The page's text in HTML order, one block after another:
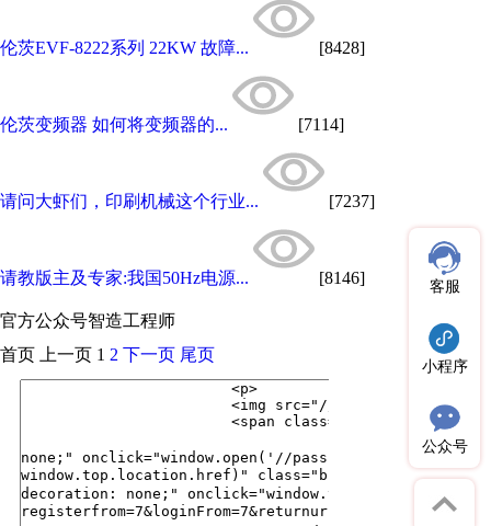
伦茨EVF-8222系列 22KW 故障... [8428]
伦茨变频器 如何将变频器的... [7114]
请问大虾们，印刷机械这个行业... [7237]
请教版主及专家:我国50Hz电源... [8146]
官方公众号智造工程师
客服
小程序
公众号
首页 上一页 1 2 下一页 尾页